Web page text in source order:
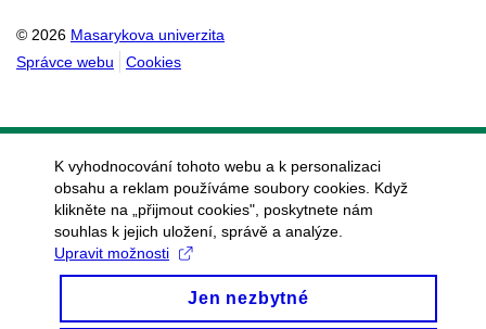
© 2026 Masarykova univerzita
Správce webu
Cookies
K vyhodnocování tohoto webu a k personalizaci
obsahu a reklam používáme soubory cookies. Když
klikněte na „přijmout cookies", poskytnete nám
souhlas k jejich uložení, správě a analýze.
Upravit možnosti
Jen nezbytné